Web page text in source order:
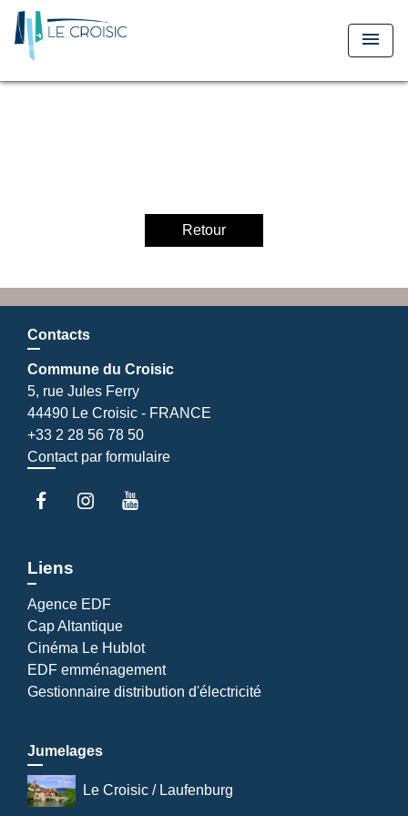
menu
Retour
Contacts
Commune du Croisic
5, rue Jules Ferry
44490 Le Croisic - FRANCE
+33 2 28 56 78 50
Contact par formulaire
Liens
Agence EDF
Cap Altantique
Cinéma Le Hublot
EDF emménagement
Gestionnaire distribution d'électricité
Jumelages
Le Croisic / Laufenburg